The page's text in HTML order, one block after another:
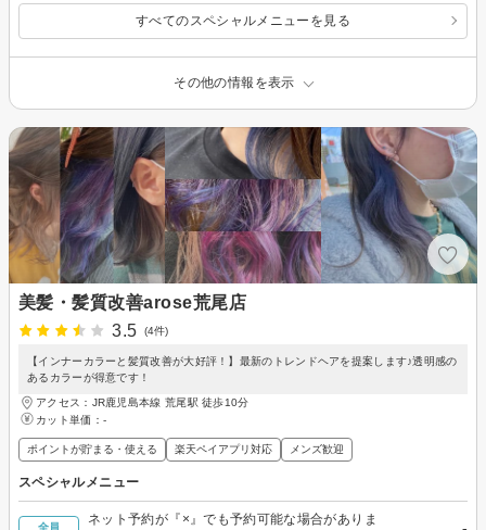
すべてのスペシャルメニューを見る
その他の情報を表示
美髪・髪質改善arose荒尾店
3.5
(4件)
【インナーカラーと髪質改善が大好評！】最新のトレンドヘアを提案します♪透明感の
あるカラーが得意です！
アクセス：JR鹿児島本線 荒尾駅 徒歩10分
カット単価： -
ポイントが貯まる・使える 楽天ペイアプリ対応 メンズ歓迎
スペシャルメニュー
全員
ネット予約が『×』でも予約可能な場合がありま